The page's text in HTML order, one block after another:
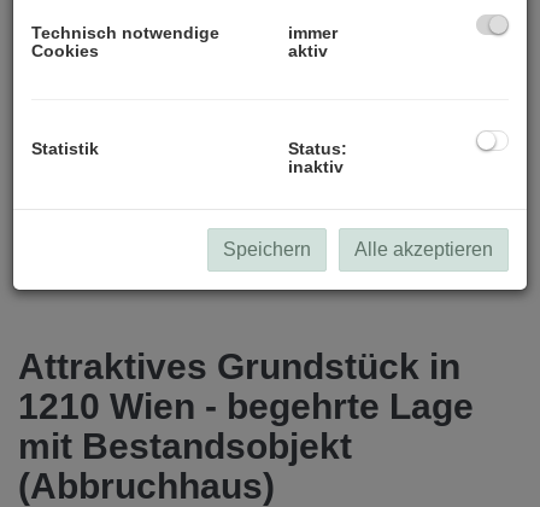
Beschreibung
Attraktives Grundstück in
1210 Wien - begehrte Lage
mit Bestandsobjekt
(Abbruchhaus)
Technisch notwendige
Cookies
immer
aktiv
Statistik
Status:
inaktiv
Speichern Alle akzeptieren